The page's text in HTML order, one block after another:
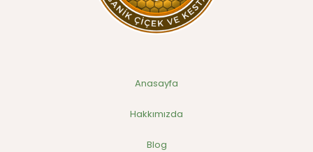
Anasayfa
Hakkımızda
Blog